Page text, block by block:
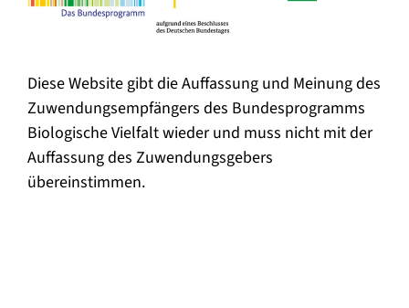
Diese Website gibt die Auffassung und Meinung des
Zuwendungsempfängers des Bundesprogramms
Biologische Vielfalt wieder und muss nicht mit der
Auffassung des Zuwendungsgebers
übereinstimmen.